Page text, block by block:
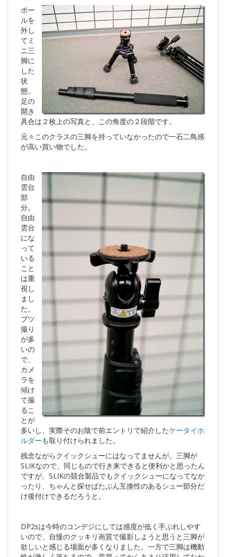
ポー
ルを
外し
てミ
ニ三
脚に
した
状
態。
足の
開き
具合は２枚上の写真と、この角度の２段階です。
元々このクラスの三脚を持っていなかったので一石二鳥感
が高い買い物でした。
自由
雲台
部
分。
自由
雲台
にな
って
いる
こと
は重
視し
まし
た。
ブツ
撮り
が多
いの
で、
カメ
ラを
傾け
て撮
るこ
とが
多いし、実際そのお陰で前エントリで紹介したケータイホ
ルダーも取り付けられました。
残念ながらクイックシューにはなってませんが。三脚が
SLIKなので、同じもので行き来できると便利かと思ったん
ですが、SLIKの競合製品でもクイックシューになってなか
ったり、ちゃんと探せばたぶん互換性のあるシュー部分だ
け後付けできるだろうと。
DP2sは今時のコンデジにしては感度が低く手ぶれしやす
いので、自慢のクッキリ画質で撮影しようと思うと三脚が
欲しいと感じる場面が多くなりました。一方で三脚は機動